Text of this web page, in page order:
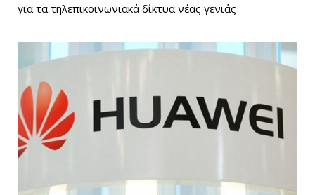
για τα τηλεπικοινωνιακά δίκτυα νέας γενιάς